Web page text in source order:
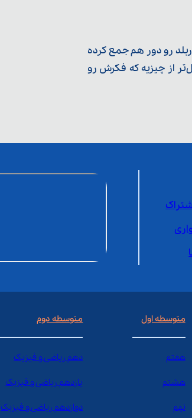
رو دور هم جمع کرده
از چیزیه که فکرش رو
متوسطه اول
هفتم
هشتم
نهم
متوسطه دوم
دهم ریاضی و فیزیک
یازدهم ریاضی و فیزیک
دوازدهم ریاضی و فیزیک